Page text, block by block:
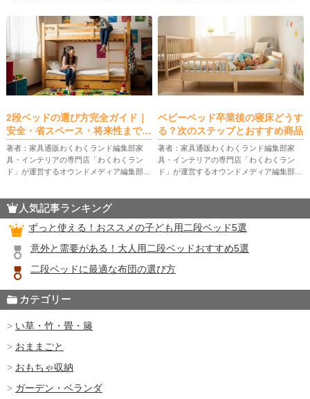
は、二段ベッドの分離の意味、メリット・
デメリット、選び方、具体的な分割手 […]
できるデッドスペース収納、便利グッズ、
ベッド選びと安全チェックまでを […]
2段ベッドの選び方完全ガイド｜
安全・省スペース・将来性まで徹
底解説
著者：家具通販わくわくランド編集部家
具・インテリアの専門店「わくわくラン
ド」が運営するオウンドメディア編集部。
る家具選びのコツやインテリアのアイ […]
ベビーベッド卒業後の寝床どうす
る？次のステップとおすすめ商品
著者：家具通販わくわくランド編集部家
具・インテリアの専門店「わくわくラン
ド」が運営するオウンドメディア編集部。
人気記事ランキング
ずっと使える！おススメの子ども用二段ベッド5選
意外と需要がある！大人用二段ベッドおすすめ5選
二段ベッドに最適な布団の選び方
カテゴリー
い草・竹・畳・籐
おままごと
おもちゃ収納
ガーデン・ベランダ